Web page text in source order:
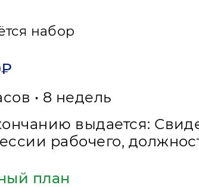
набор
• 8 недель
выдается:
рабочего,
план